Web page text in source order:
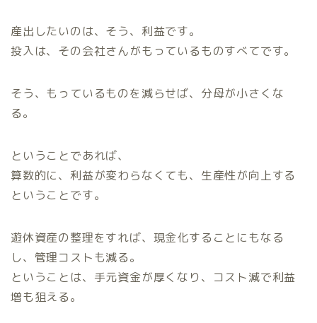
産出したいのは、そう、利益です。
投入は、その会社さんがもっているものすべてです。
そう、もっているものを減らせば、分母が小さくな
る。
ということであれば、
算数的に、利益が変わらなくても、生産性が向上する
ということです。
遊休資産の整理をすれば、現金化することにもなる
し、管理コストも減る。
ということは、手元資金が厚くなり、コスト減で利益
増も狙える。